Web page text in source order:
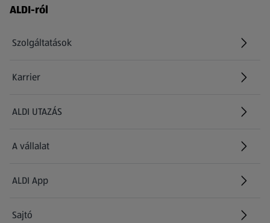
Láblécmenü - további linkek
ALDI-ról
Szolgáltatások
Karrier
(új oldalon nyílik meg)
ALDI UTAZÁS
(új oldalon nyílik meg)
A vállalat
ALDI App
Sajtó